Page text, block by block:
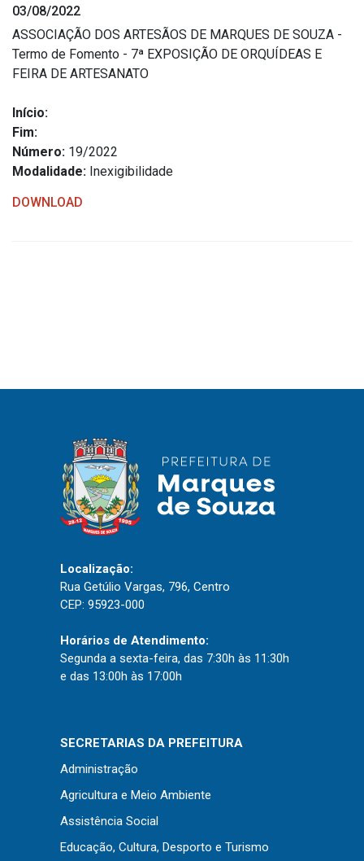
Estrutura Organizacional
Administração
Agricultura e Meio Ambiente
Ouvidoria
Portal do Cidadão
Portal do Servidor
Publicações
Diário Oficial (Novo)
Recursos Humanos
Processo Seletivo
03/08/2022
ASSOCIAÇÃO DOS ARTESÃOS DE MARQUES DE SOUZA -
Termo de Fomento - 7ª EXPOSIÇÃO DE ORQUÍDEAS E
FEIRA DE ARTESANATO
Início:
Fim:
Número: 19/2022
Modalidade: Inexigibilidade
DOWNLOAD
Localização:
Rua Getúlio Vargas, 796, Centro
CEP: 95923-000
Horários de Atendimento:
Segunda a sexta-feira, das 7:30h às 11:30h
e das 13:00h às 17:00h
SECRETARIAS DA PREFEITURA
Administração
Agricultura e Meio Ambiente
Assistência Social
Educação, Cultura, Desporto e Turismo